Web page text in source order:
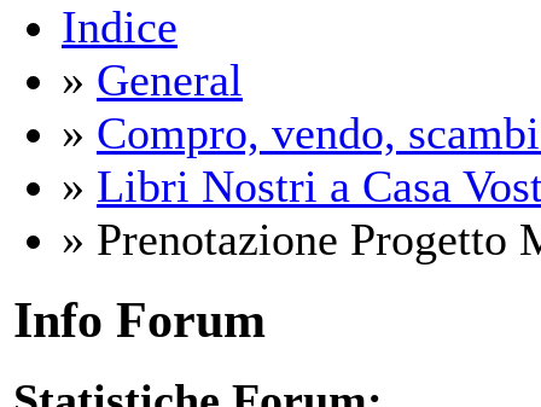
Indice
» General
» Compro, vendo,
» Libri Nostri a Casa
» Prenotazione Progetto
Info Forum